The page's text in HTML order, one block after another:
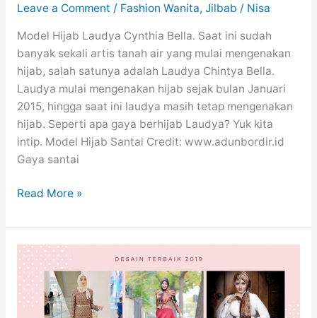
Leave a Comment / Fashion Wanita, Jilbab / Nisa
Model Hijab Laudya Cynthia Bella. Saat ini sudah
banyak sekali artis tanah air yang mulai mengenakan
hijab, salah satunya adalah Laudya Chintya Bella.
Laudya mulai mengenakan hijab sejak bulan Januari
2015, hingga saat ini laudya masih tetap mengenakan
hijab. Seperti apa gaya berhijab Laudya? Yuk kita
intip. Model Hijab Santai Credit: www.adunbordir.id
Gaya santai
50
Hijab
ala
Laudya
Cynthia
Bella
Read More »